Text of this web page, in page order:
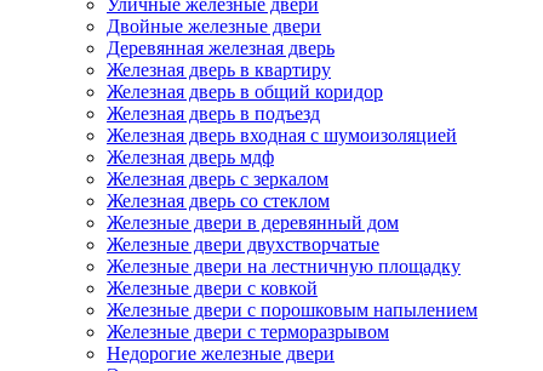
Уличные железные двери
Двойные железные двери
Деревянная железная дверь
Железная дверь в квартиру
Железная дверь в общий коридор
Железная дверь в подъезд
Железная дверь входная с шумоизоляцией
Железная дверь мдф
Железная дверь с зеркалом
Железная дверь со стеклом
Железные двери в деревянный дом
Железные двери двухстворчатые
Железные двери на лестничную площадку
Железные двери с ковкой
Железные двери с порошковым напылением
Железные двери с терморазрывом
Недорогие железные двери